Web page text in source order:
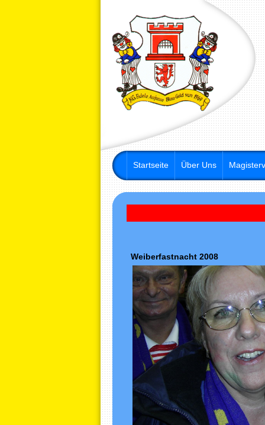
Startseite Über Uns
Weiberfastnacht 2008